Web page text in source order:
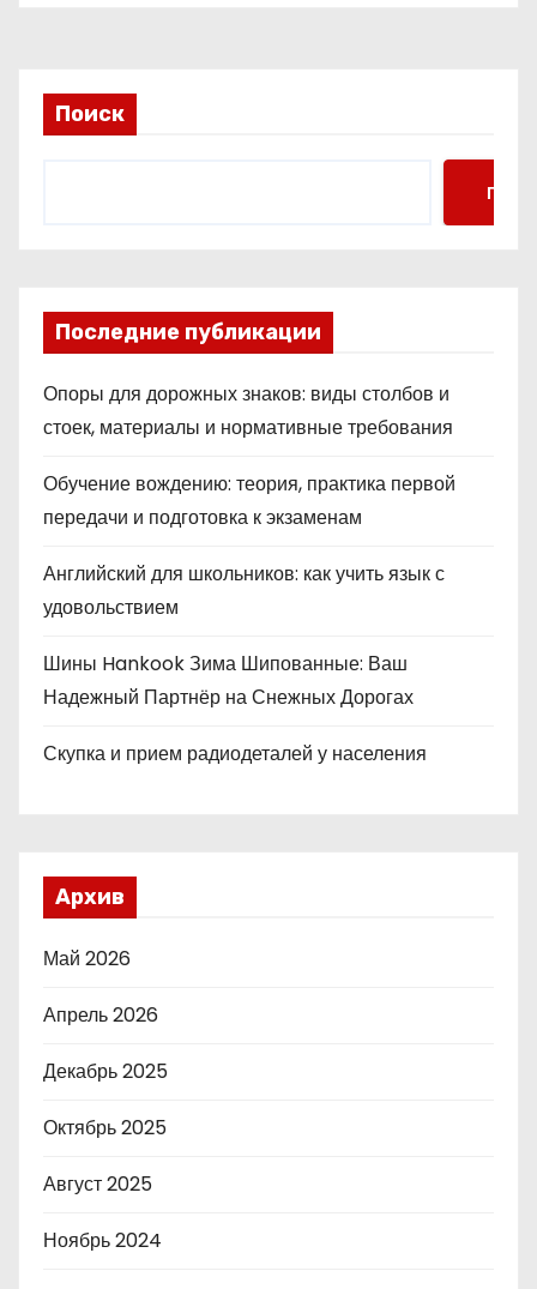
Поиск
Поиск
Последние публикации
Опоры для дорожных знаков: виды столбов и
стоек, материалы и нормативные требования
Обучение вождению: теория, практика первой
передачи и подготовка к экзаменам
Английский для школьников: как учить язык с
удовольствием
Шины Hankook Зима Шипованные: Ваш
Надежный Партнёр на Снежных Дорогах
Скупка и прием радиодеталей у населения
Архив
Май 2026
Апрель 2026
Декабрь 2025
Октябрь 2025
Август 2025
Ноябрь 2024